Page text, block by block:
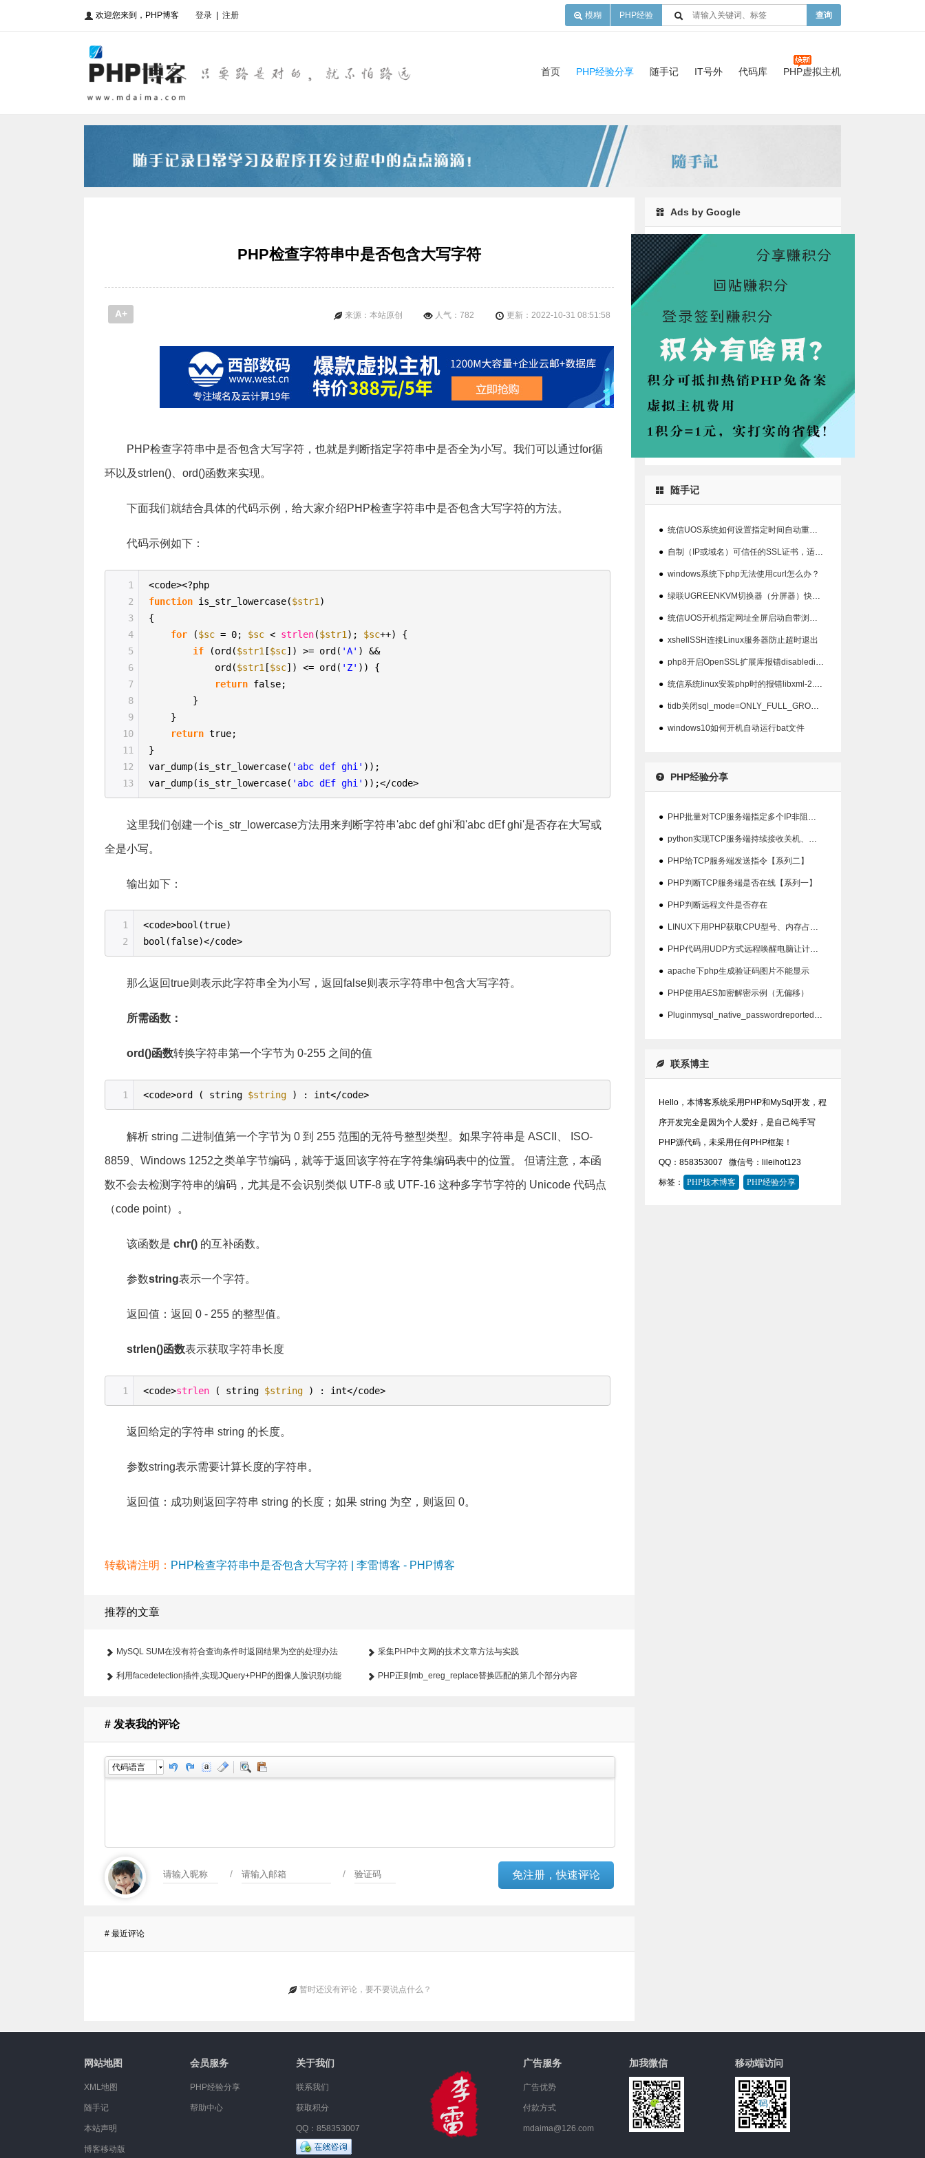
欢迎您来到，PHP博客 登录 注册 模糊 PHP经验 查询
首页 PHP经验分享 随手记 IT号外 代码库 PHP虚拟主机
PHP检查字符串中是否包含大写字符
更新：2022-10-31 08:51:58
人气：782
来源：本站原创
A+
PHP检查字符串中是否包含大写字符，也就是判断指定字符串中是否全为小写。我们可以通过for循
环以及strlen()、ord()函数来实现。
下面我们就结合具体的代码示例，给大家介绍PHP检查字符串中是否包含大写字符的方法。
代码示例如下：
1
2
3
4
5
6
7
8
9
10
11
12
13
<code><?php
function is_str_lowercase($str1 )
{
for
($sc = 0; $sc < strlen($str1 ); $sc++) {
if
(ord($str1 [$sc]) >= ord( 'A' ) &&
ord($str1 [$sc]) <= ord( 'Z' )) {
return false;
}
}
return true;
}
var_dump(is_str_lowercase( 'abc def ghi' ));
var_dump(is_str_lowercase( 'abc dEf ghi' ));</code>
这里我们创建一个is_str_lowercase方法用来判断字符串'abc def ghi'和'abc dEf ghi'是否存在大写或
全是小写。
输出如下：
1
2
<code>bool(true)
bool(false)</code>
那么返回true则表示此字符串全为小写，返回false则表示字符串中包含大写字符。
所需函数：
ord()函数转换字符串第一个字节为 0-255 之间的值
1 <code>ord ( string $string ) : int</code>
解析 string 二进制值第一个字节为 0 到 255 范围的无符号整型类型。如果字符串是 ASCII、 ISO-
8859、Windows 1252之类单字节编码，就等于返回该字符在字符集编码表中的位置。 但请注意，本函
数不会去检测字符串的编码，尤其是不会识别类似 UTF-8 或 UTF-16 这种多字节字符的 Unicode 代码点
（code point）。
该函数是 chr() 的互补函数。
参数string表示一个字符。
返回值：返回 0 - 255 的整型值。
strlen()函数表示获取字符串长度
1 <code>strlen ( string $string ) : int</code>
返回给定的字符串 string 的长度。
参数string表示需要计算长度的字符串。
返回值：成功则返回字符串 string 的长度；如果 string 为空，则返回 0。
转载请注明： PHP检查字符串中是否包含大写字符 | 李雷博客 - PHP博客
推荐的文章
MySQL SUM在没有符合查询条件时返回结果为空的处理办法 采集PHP中文网的技术文章方法与实践
利用facedetection插件,实现JQuery+PHP的图像人脸识别功能 PHP正则mb_ereg_replace替换匹配的第几个部分内容
# 发表我的评论
代码语言
/ /
# 最近评论
暂时还没有评论，要不要说点什么？
Ads by Google
随手记
● 统信UOS系统如何设置指定时间自动重启系统的方法
● 自制（IP或域名）可信任的SSL证书，适用360、chrome等浏览器
● windows系统下php无法使用curl怎么办？
● 绿联UGREENKVM切换器（分屏器）快捷键丢失解决办法
● 统信UOS开机指定网址全屏启动自带浏览器以及屏蔽ALT+F4关闭
● xshellSSH连接Linux服务器防止超时退出
● php8开启OpenSSL扩展库报错disabledinstallext
● 统信系统linux安装php时的报错libxml-2.0>=2.7.6
● tidb关闭sql_mode=ONLY_FULL_GROUP_BY模式
● windows10如何开机自动运行bat文件
PHP经验分享
● PHP批量对TCP服务端指定多个IP非阻塞检查在线状态
● python实现TCP服务端持续接收关机、重启指令并输出结果【系列三】
● PHP给TCP服务端发送指令【系列二】
● PHP判断TCP服务端是否在线【系列一】
● PHP判断远程文件是否存在
● LINUX下用PHP获取CPU型号、内存占用、硬盘占用等信息代码
● PHP代码用UDP方式远程唤醒电脑让计算机开机
● apache下php生成验证码图片不能显示
● PHP使用AES加密解密示例（无偏移）
● Pluginmysql_native_passwordreported:''mysql_native_password'isdeprecate问题
联系博主
Hello，本博客系统采用PHP和MySql开发，程
序开发完全是因为个人爱好，是自己纯手写
PHP源代码，未采用任何PHP框架！
QQ：858353007 微信号：lileihot123
标签： PHP技术博客 PHP经验分享
网站地图
XML地图
随手记
本站声明
博客移动版
会员服务
PHP经验分享
帮助中心
关于我们
联系我们
获取积分
QQ：858353007
广告服务
广告优势
付款方式
mdaima@126.com
加我微信 移动端访问